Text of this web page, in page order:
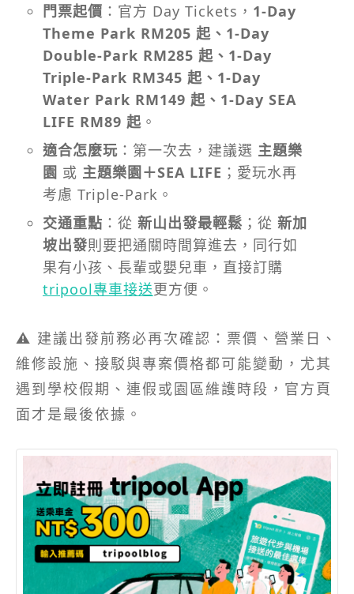
門票起價 ：官方 Day Tickets， 1-Day
Theme Park RM205 起、1-Day
Double-Park RM285 起、1-Day
Triple-Park RM345 起、1-Day
Water Park RM149 起、1-Day SEA
LIFE RM89 起 。
適合怎麼玩 ：第一次去，建議選 主題樂
園 或 主題樂園＋SEA LIFE ；愛玩水再
考慮 Triple-Park。
交通重點 ：從 新山出發最輕鬆 ；從 新加
坡出發則要把通關時間算進去，同行如
果有小孩、長輩或嬰兒車，直接訂購
tripool專車接送更方便。
⚠️ 建議出發前務必再次確認：票價、營業日、
維修設施、接駁與專案價格都可能變動，尤其
遇到學校假期、連假或園區維護時段，官方頁
面才是最後依據。